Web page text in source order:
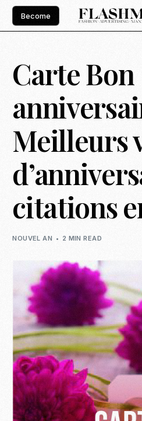
Become
Carte Bon
Meilleurs
citations
NOUVEL AN 2 MIN READ